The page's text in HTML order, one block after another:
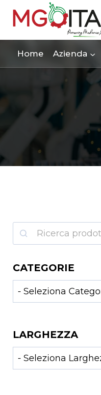
Home Azienda
Ricerca
CATEGORIE
LARGHEZZA